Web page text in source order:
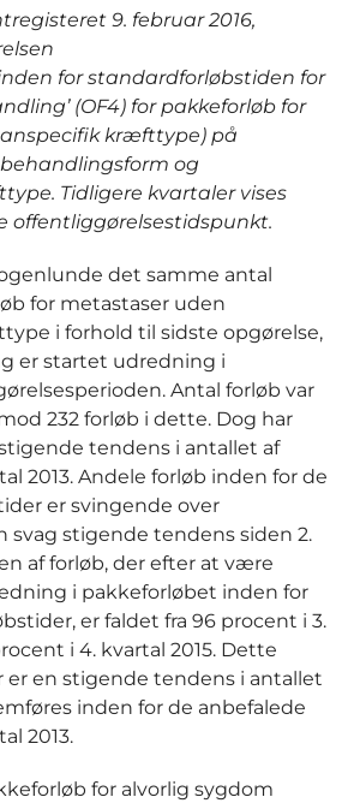
9. februar 2016,
for standardforløbstiden for
(OF4) for pakkeforløb for
kræfttype) på
og
Tidligere kvartaler vises
offentliggørelsestidspunkt.
det samme antal
for metastaser uden
i forhold til sidste opgørelse,
er startet udredning i
Antal forløb var
232 forløb i dette. Dog har
tendens i antallet af
2013. Andele forløb inden for de
er svingende over
svag stigende tendens siden 2.
af forløb, der efter at være
i pakkeforløbet inden for
er faldet fra 96 procent i 3.
i 4. kvartal 2015. Dette
er en stigende tendens i antallet
inden for de anbefalede
2013.
for alvorlig sygdom